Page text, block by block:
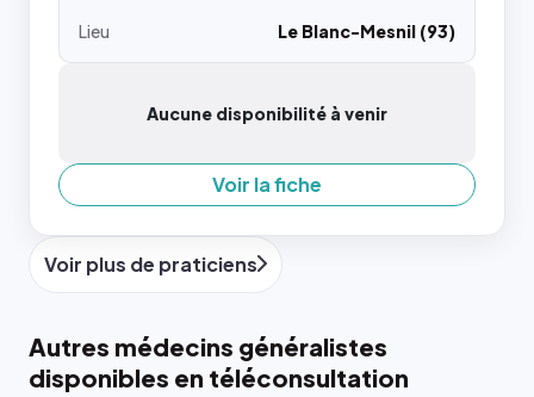
Lieu
Le Blanc-Mesnil (93)
Aucune disponibilité à venir
Voir la fiche
Voir plus de praticiens
Autres médecins généralistes
disponibles en téléconsultation